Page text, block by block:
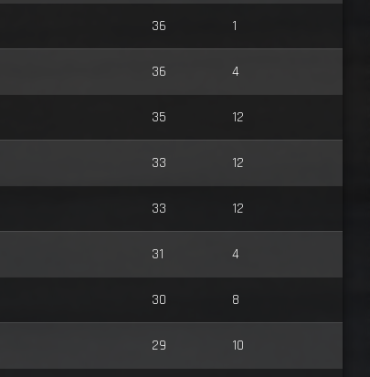
36 1
36 4
35 12
33 12
33 12
31 4
30 8
29 10